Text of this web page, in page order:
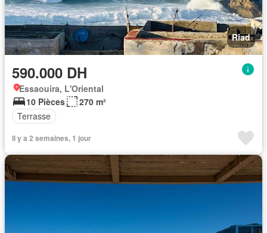
Riad
590.000 DH
Essaouira, L'Oriental
10 Pièces
270 m²
Terrasse
Il y a 2 semaines, 1 jour